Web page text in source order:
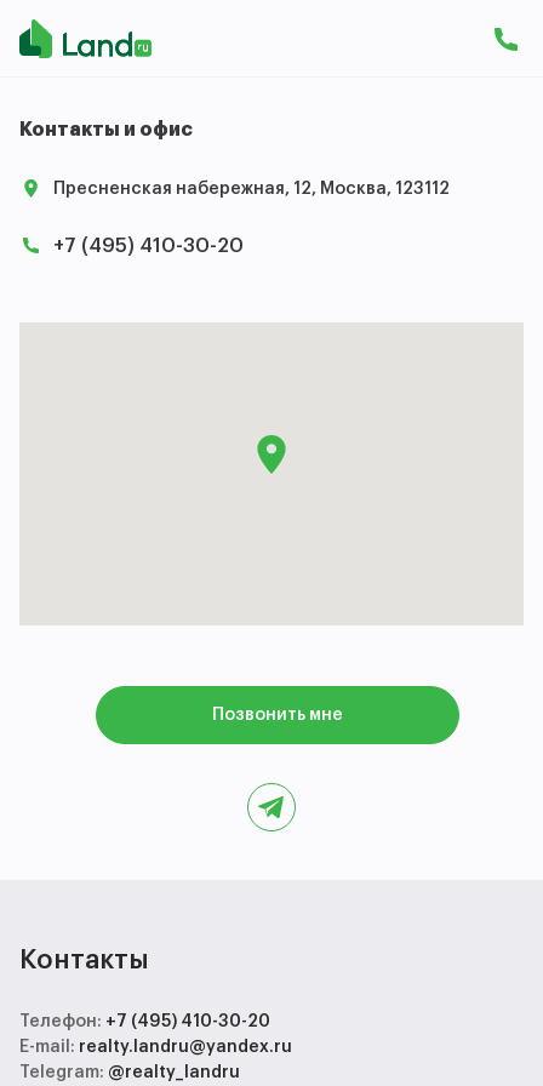
Контакты и офис
Пресненская набережная, 12, Москва, 123112
+7 (495) 410-30-20
Позвонить мне
Контакты
Телефон: +7 (495) 410-30-20
E-mail: realty.landru@yandex.ru
Telegram: @realty_landru